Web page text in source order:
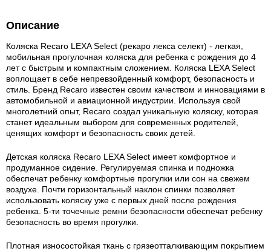
Описание
Коляска Recaro LEXA Select (рекаро лекса селект) - легкая,
мобильная прогулочная коляска для ребенка с рождения до 4
лет с быстрым и компактным сложением. Коляска LEXA Select
воплощает в себе непревзойденный комфорт, безопасность и
стиль. Бренд Recaro известен своим качеством и инновациями в
автомобильной и авиационной индустрии. Используя свой
многолетний опыт, Recaro создал уникальную коляску, которая
станет идеальным выбором для современных родителей,
ценящих комфорт и безопасность своих детей.
Детская коляска Recaro LEXA Select имеет комфортное и
продуманное сидение. Регулируемая спинка и подножка
обеспечат ребенку комфортные прогулки или сон на свежем
воздухе. Почти горизонтальный наклон спинки позволяет
использовать коляску уже с первых дней после рождения
ребенка. 5-ти точечные ремни безопасности обеспечат ребенку
безопасность во время прогулки.
Плотная износостойкая ткань с грязеотталкивающим покрытием